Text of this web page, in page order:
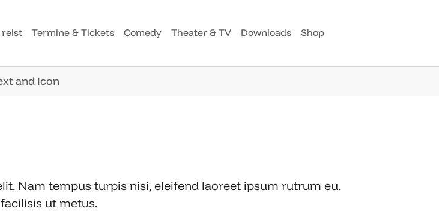
reist Termine & Tickets Comedy Theater & TV Downloads Shop
and Icon
Nam tempus turpis nisi, eleifend laoreet ipsum rutrum eu.
ut metus.